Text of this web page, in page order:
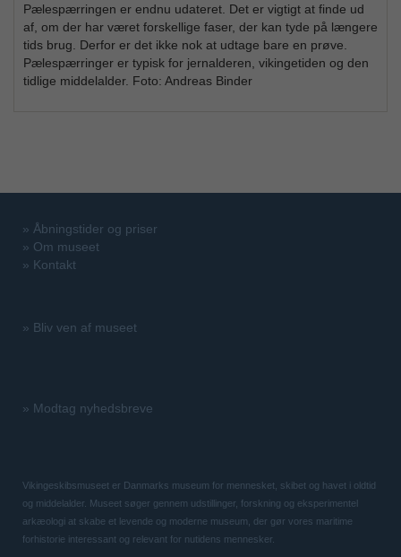
Pælespærringen er endnu udateret. Det er vigtigt at finde ud
af, om der har været forskellige faser, der kan tyde på længere
tids brug. Derfor er det ikke nok at udtage bare en prøve.
Pælespærringer er typisk for jernalderen, vikingetiden og den
tidlige middelalder. Foto: Andreas Binder
» Åbningstider og priser
» Om museet
» Kontakt
» Bliv ven af museet
» Modtag nyhedsbreve
Vikingeskibsmuseet er Danmarks museum for mennesket, skibet og havet i oldtid
og middelalder. Museet søger gennem udstillinger, forskning og eksperimentel
arkæologi at skabe et levende og moderne museum, der gør vores maritime
forhistorie interessant og relevant for nutidens mennesker.